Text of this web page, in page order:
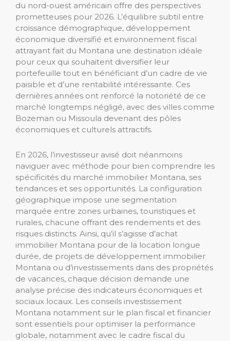
du nord-ouest américain offre des perspectives
prometteuses pour 2026. L’équilibre subtil entre
croissance démographique, développement
économique diversifié et environnement fiscal
attrayant fait du Montana une destination idéale
pour ceux qui souhaitent diversifier leur
portefeuille tout en bénéficiant d’un cadre de vie
paisible et d’une rentabilité intéressante. Ces
dernières années ont renforcé la notoriété de ce
marché longtemps négligé, avec des villes comme
Bozeman ou Missoula devenant des pôles
économiques et culturels attractifs.
En 2026, l’investisseur avisé doit néanmoins
naviguer avec méthode pour bien comprendre les
spécificités du marché immobilier Montana, ses
tendances et ses opportunités. La configuration
géographique impose une segmentation
marquée entre zones urbaines, touristiques et
rurales, chacune offrant des rendements et des
risques distincts. Ainsi, qu’il s’agisse d’achat
immobilier Montana pour de la location longue
durée, de projets de développement immobilier
Montana ou d’investissements dans des propriétés
de vacances, chaque décision demande une
analyse précise des indicateurs économiques et
sociaux locaux. Les conseils investissement
Montana notamment sur le plan fiscal et financier
sont essentiels pour optimiser la performance
globale, notamment avec le cadre fiscal du